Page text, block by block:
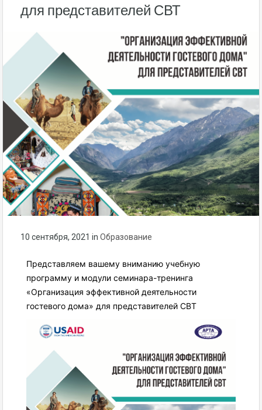
для представителей СВТ
10 сентября, 2021 in Образование
Представляем вашему вниманию учебную
программу и модули семинара-тренинга
«Организация эффективной деятельности
гостевого дома» для представителей СВТ